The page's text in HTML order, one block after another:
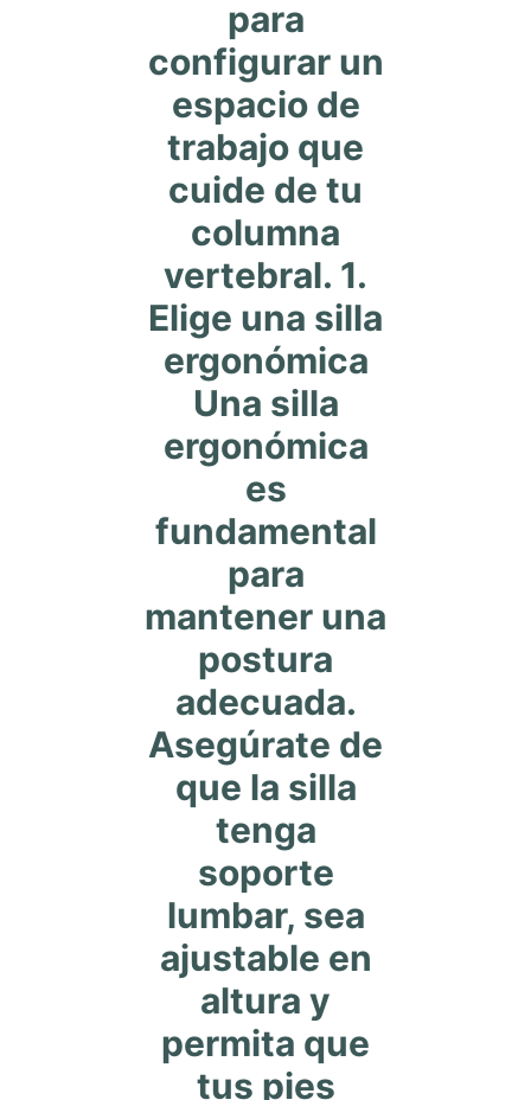
para
configurar un
espacio de
trabajo que
cuide de tu
columna
vertebral. 1.
Elige una silla
ergonómica
Una silla
ergonómica
es
fundamental
para
mantener una
postura
adecuada.
Asegúrate de
que la silla
tenga
soporte
lumbar, sea
ajustable en
altura y
permita que
tus pies